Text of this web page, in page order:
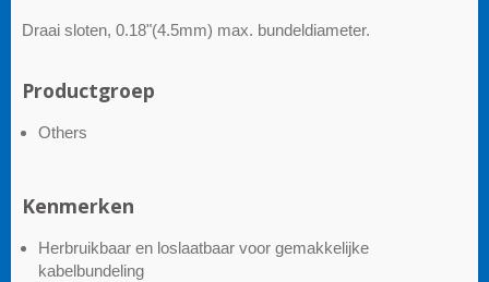
Draai sloten, 0.18"(4.5mm) max. bundeldiameter.
Productgroep
Others
Kenmerken
Herbruikbaar en loslaatbaar voor gemakkelijke
kabelbundeling